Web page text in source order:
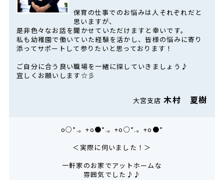
保育の仕事でのお悩みは人それぞれだと
思いますが、
是非色々なお話を聞かせていただけますと幸いです。
私も幼稚園で働いていた経験を活かし、皆様の悩みに寄り
添ってサポートして参りたいと思っております！
ご自分に合う良い職場を一緒に探していきましょう♪
宜しくお願いします☆彡
大宮支店木村 夏樹
o○*.。+o●*.。+o○*.。+o●*
＜実際に伺いました！＞
一軒家のお家でアットホームな
雰囲気でした♪♪